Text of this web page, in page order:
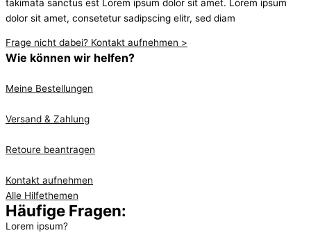
takimata sanctus est Lorem ipsum dolor sit amet. Lorem ipsum
dolor sit amet, consetetur sadipscing elitr, sed diam
Frage nicht dabei? Kontakt aufnehmen >
Wie können wir helfen?
Meine Bestellungen
Versand & Zahlung
Retoure beantragen
Kontakt aufnehmen
Alle Hilfethemen
Häufige Fragen:
Lorem ipsum?